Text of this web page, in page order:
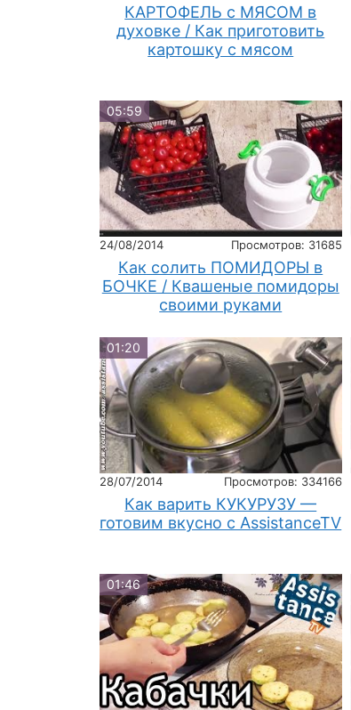
КАРТОФЕЛЬ с МЯСОМ в
духовке / Как приготовить
картошку с мясом
05:59
24/08/2014 Просмотров: 31685
Как солить ПОМИДОРЫ в
БОЧКЕ / Квашеные помидоры
своими руками
01:20
28/07/2014 Просмотров: 334166
Как варить КУКУРУЗУ —
готовим вкусно с AssistanceTV
01:46